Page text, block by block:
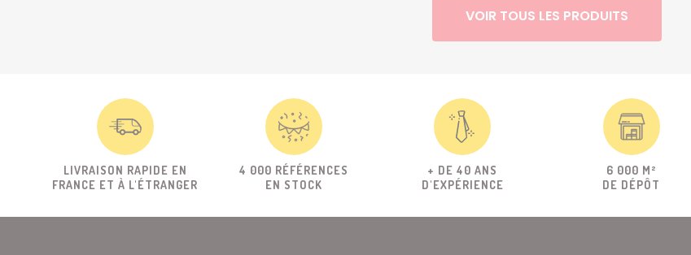
VOIR TOUS LES PRODUITS
LIVRAISON RAPIDE EN
FRANCE ET À L'ÉTRANGER
4 000 RÉFÉRENCES
EN STOCK
+ DE 40 ANS
D'EXPÉRIENCE
6 000 M²
DE DÉPÔT